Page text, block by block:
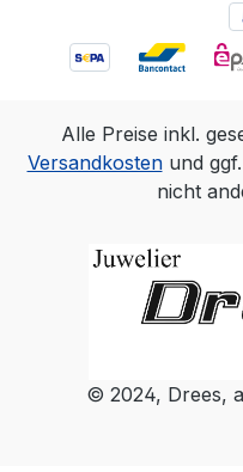
Alle Preise inkl.
Versandkostenund
nicht
© 2024, Drees,